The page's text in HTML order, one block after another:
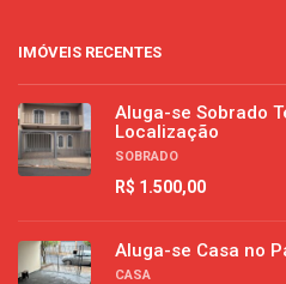
IMÓVEIS RECENTES
Aluga-se Sobrado
Localização
SOBRADO
R$ 1.500,00
Aluga-se Casa no
CASA